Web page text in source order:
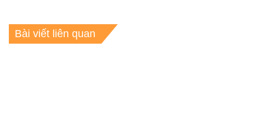
Bài viết liên quan